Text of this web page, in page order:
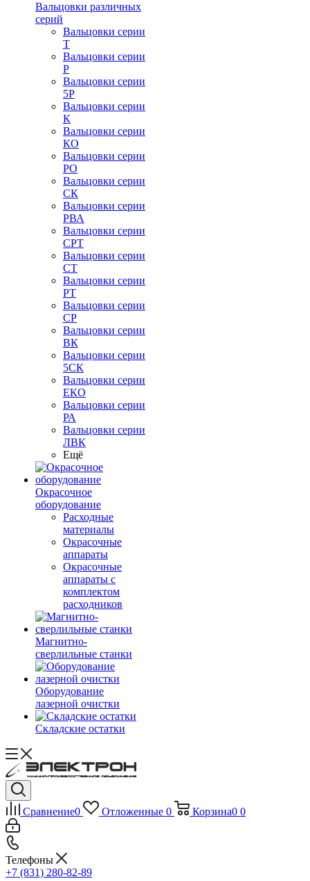
Вальцовки различных
серий
Вальцовки серии
Т
Вальцовки серии
Р
Вальцовки серии
5Р
Вальцовки серии
К
Вальцовки серии
КО
Вальцовки серии
РО
Вальцовки серии
СК
Вальцовки серии
РВА
Вальцовки серии
СРТ
Вальцовки серии
СТ
Вальцовки серии
РТ
Вальцовки серии
СР
Вальцовки серии
ВК
Вальцовки серии
5СК
Вальцовки серии
ЕКО
Вальцовки серии
РА
Вальцовки серии
ЛВК
Ещё
Окрасочное
оборудование
Расходные
материалы
Окрасочные
аппараты
Окрасочные
аппараты с
комплектом
расходников
Магнитно-
сверлильные станки
Оборудование
лазерной очистки
Складские остатки
Сравнение0 Отложенные 0 Корзина0 0
Телефоны
+7 (831) 280-82-89